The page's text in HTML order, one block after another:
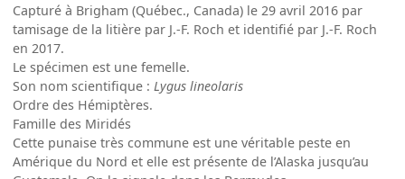
Capturé à Brigham (Québec., Canada) le 29 avril 2016 par
tamisage de la litière par J.-F. Roch et identifié par J.-F. Roch
en 2017.
Le spécimen est une femelle.
Son nom scientifique : Lygus lineolaris
Ordre des Hémiptères.
Famille des Miridés
Cette punaise très commune est une véritable peste en
Amérique du Nord et elle est présente de l’Alaska jusqu’au